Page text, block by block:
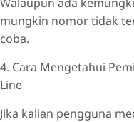
mungkin nomor tidak
coba.
4. Cara Mengetahui
Line
Jika kalian pengguna